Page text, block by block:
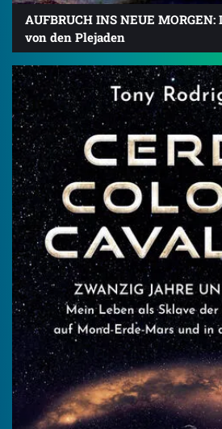
AUFBRUCH INS NEUE
von den Plejaden